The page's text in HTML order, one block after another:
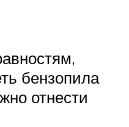
бензопила
отнести